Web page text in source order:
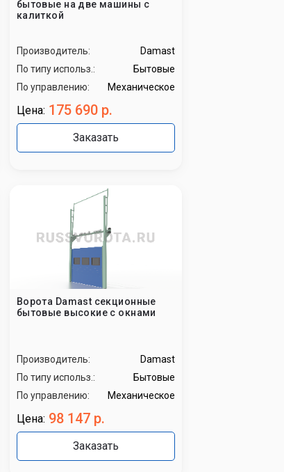
бытовые на две машины с
калиткой
Производитель:
Damast
По типу использ.:
Бытовые
По управлению:
Механическое
Цена: 175 690 р.
Заказать
Ворота Damast секционные
бытовые высокие с окнами
Производитель:
Damast
По типу использ.:
Бытовые
По управлению:
Механическое
Цена: 98 147 р.
Заказать